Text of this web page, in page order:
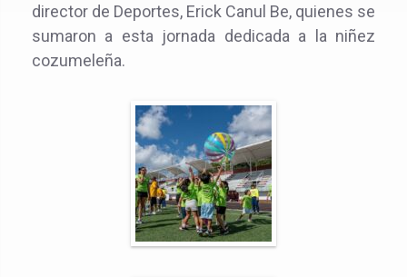
director de Deportes, Erick Canul Be, quienes se
sumaron a esta jornada dedicada a la niñez
cozumeleña.